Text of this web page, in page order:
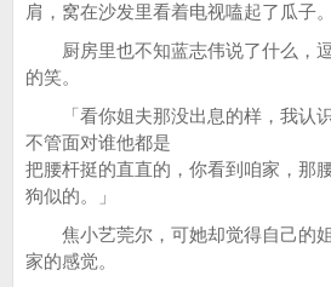
肩，窝在沙发里看着电视嗑起了瓜子。
厨房里也不知蓝志伟说了什么，逗
的笑。
「看你姐夫那没出息的样，我认
不管面对谁他都是
把腰杆挺的直直的，你看到咱家，那
狗似的。」
焦小艺莞尔，可她却觉得自己的
家的感觉。